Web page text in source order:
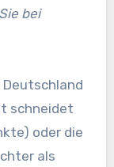
bei
schneidet
oder die
als